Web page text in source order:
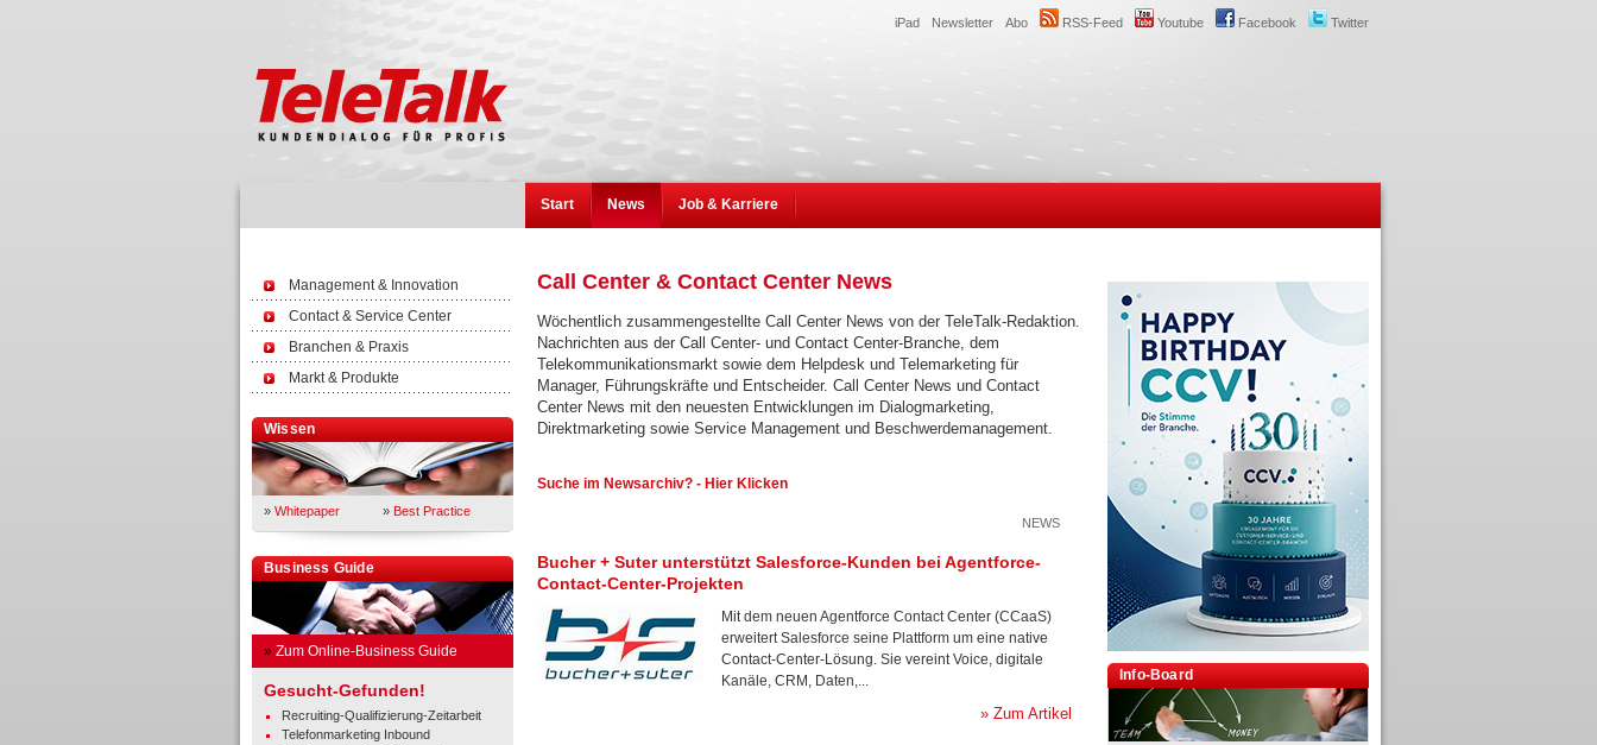
Twitter
Facebook
Youtube
RSS-Feed
Abo
Newsletter
iPad
Start News Job & Karriere
Management & Innovation
Contact & Service Center
Branchen & Praxis
Markt & Produkte
Wissen
» Whitepaper » Best Practice
Business Guide
» Zum Online-Business Guide
Gesucht-Gefunden!
Recruiting-Qualifizierung-Zeitarbeit
Telefonmarketing Inbound
Call Center & Contact Center News
Wöchentlich zusammengestellte Call Center News von der TeleTalk-Redaktion.
Nachrichten aus der Call Center- und Contact Center-Branche, dem
Telekommunikationsmarkt sowie dem Helpdesk und Telemarketing für
Manager, Führungskräfte und Entscheider. Call Center News und Contact
Center News mit den neuesten Entwicklungen im Dialogmarketing,
Direktmarketing sowie Service Management und Beschwerdemanagement.
Suche im Newsarchiv? - Hier Klicken
NEWS
Bucher + Suter unterstützt Salesforce-Kunden bei Agentforce-
Contact-Center-Projekten
Mit dem neuen Agentforce Contact Center (CCaaS)
erweitert Salesforce seine Plattform um eine native
Contact-Center-Lösung. Sie vereint Voice, digitale
Kanäle, CRM, Daten,...
» Zum Artikel
Info-Board